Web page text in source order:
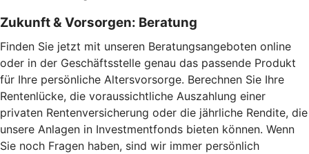
Zukunft & Vorsorgen: Beratung
Finden Sie jetzt mit unseren Beratungsangeboten online
oder in der Geschäftsstelle genau das passende Produkt
für Ihre persönliche Altersvorsorge. Berechnen Sie Ihre
Rentenlücke, die voraussichtliche Auszahlung einer
privaten Rentenversicherung oder die jährliche Rendite, die
unsere Anlagen in Investmentfonds bieten können. Wenn
Sie noch Fragen haben, sind wir immer persönlich